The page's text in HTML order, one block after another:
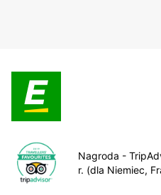
Nagroda -
r. (dla Niemiec,